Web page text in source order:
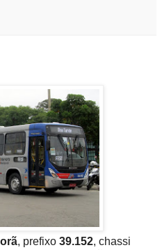
, prefixo 39.152, chassi